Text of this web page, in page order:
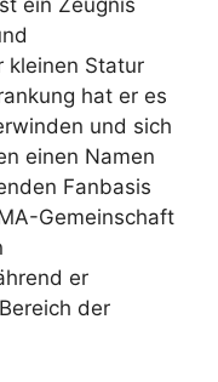
kleinen Statur
hat er es
und sich
einen Namen
Fanbasis
Gemeinschaft
er
der